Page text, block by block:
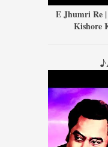
E Jhumri Re
Kishore